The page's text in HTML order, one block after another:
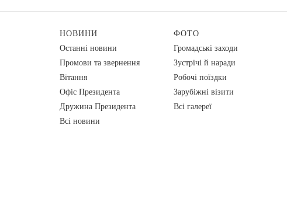
НОВИНИ
Останні новини
Промови та звернення
Вiтання
Офіс Президента
Дружина Президента
Всі новини
ФОТО
Громадські заходи
Зустрічі й наради
Робочі поїздки
Зарубіжні візити
Всі галереї